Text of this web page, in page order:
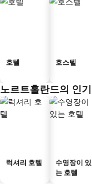
호텔 호스텔
노르트홀란드의 인
럭셔리 호텔
수영장이 있
는 호텔